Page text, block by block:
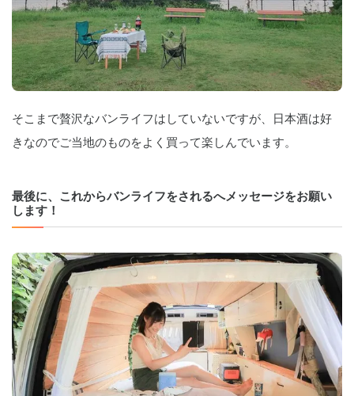
そこまで贅沢なバンライフはしていないですが、日本酒は好
きなのでご当地のものをよく買って楽しんでいます。
最後に、これからバンライフをされるへメッセージをお願い
します！